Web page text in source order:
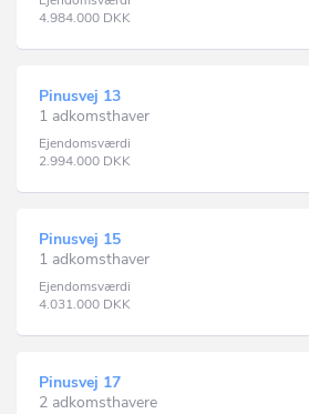
4.984.000 DKK
Pinusvej 13
1 adkomsthaver
Ejendomsværdi
2.994.000 DKK
Pinusvej 15
1 adkomsthaver
Ejendomsværdi
4.031.000 DKK
Pinusvej 17
2 adkomsthavere